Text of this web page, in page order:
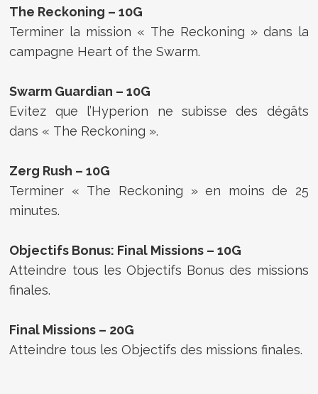
The Reckoning – 10G
Terminer la mission « The Reckoning » dans la
campagne Heart of the Swarm.
Swarm Guardian – 10G
Evitez que l’Hyperion ne subisse des dégâts
dans « The Reckoning ».
Zerg Rush – 10G
Terminer « The Reckoning » en moins de 25
minutes.
Objectifs Bonus: Final Missions – 10G
Atteindre tous les Objectifs Bonus des missions
finales.
Final Missions – 20G
Atteindre tous les Objectifs des missions finales.